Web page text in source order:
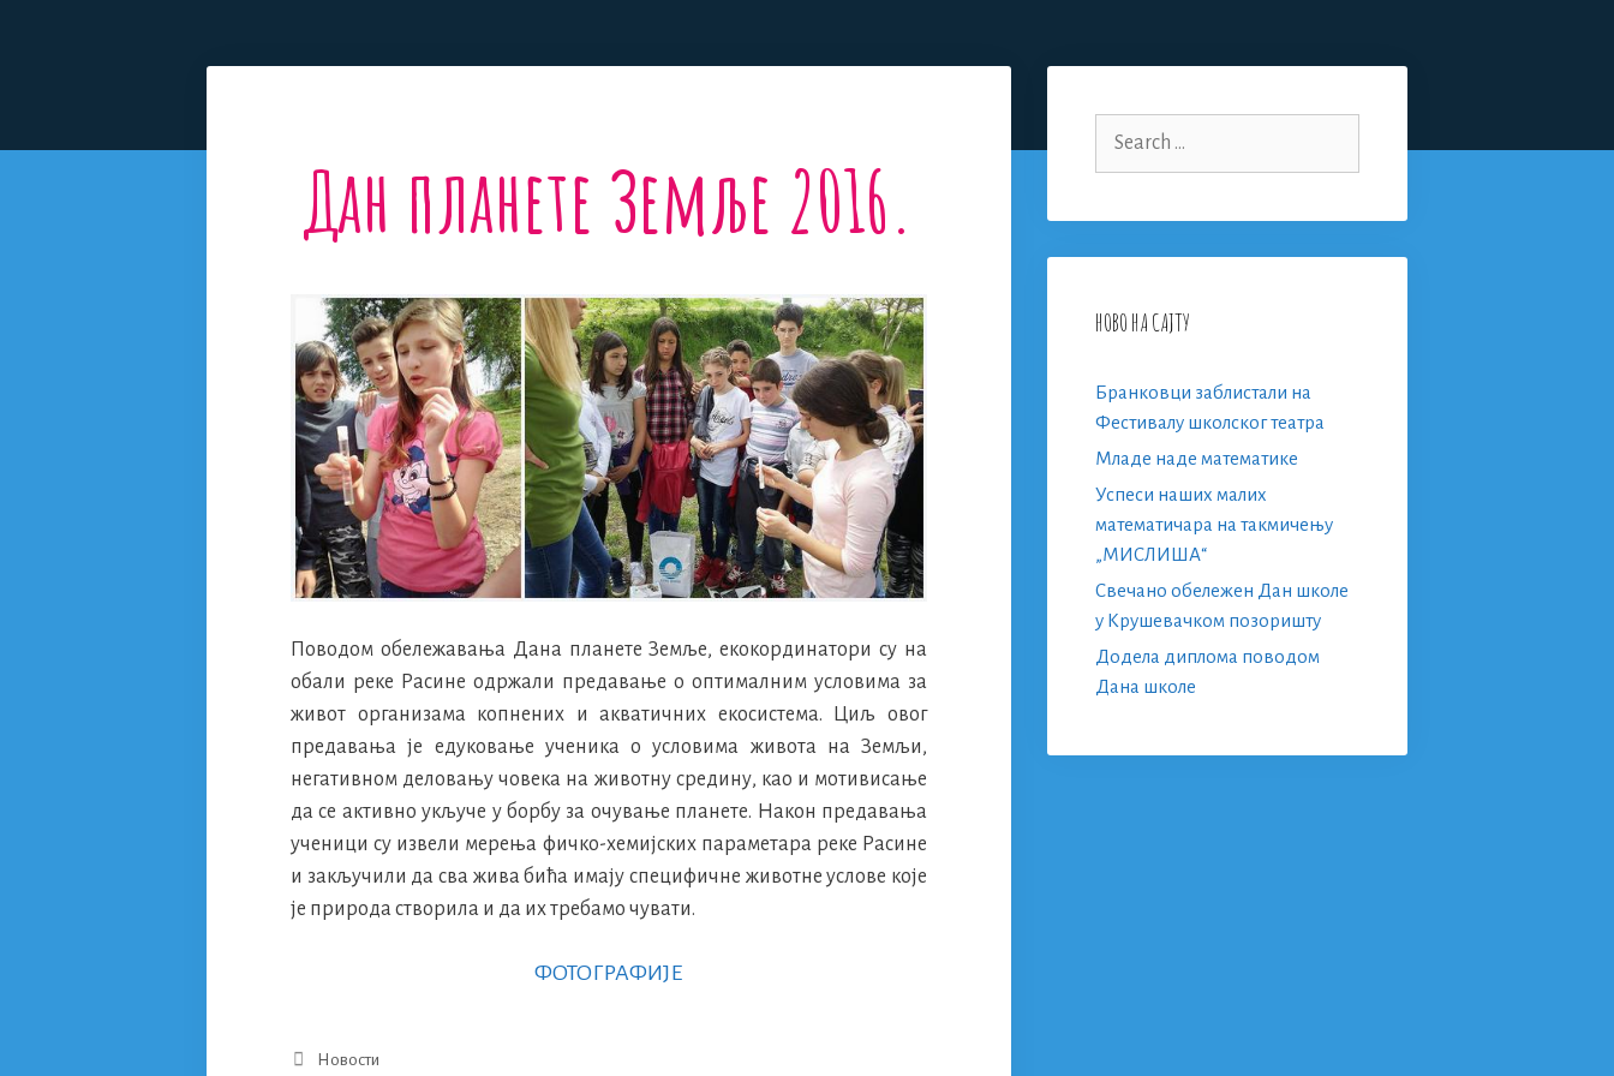
Дан планете Земље 2016.
Поводом обележавања Дана планете Земље, екокординатори су на
обали реке Расине одржали предавање о оптималним условима за
живот организама копнених и акватичних екосистема. Циљ овог
предавања је едуковање ученика о условима живота на Земљи,
негативном деловању човека на животну средину, као и мотивисање
да се активно укључе у борбу за очување планете. Након предавања
ученици су извели мерења фичко-хемијских параметара реке Расине
и закључили да сва жива бића имају специфичне животне услове које
је природа створила и да их требамо чувати.
ФОТОГРАФИЈЕ
Categories
Новости
НОВО НА САЈТУ
Бранковци заблистали на
Фестивалу школског театра
Младе наде математике
Успеси наших малих
математичара на такмичењу
„МИСЛИША“
Свечано обележен Дан школе
у Крушевачком позоришту
Додела диплома поводом
Дана школе